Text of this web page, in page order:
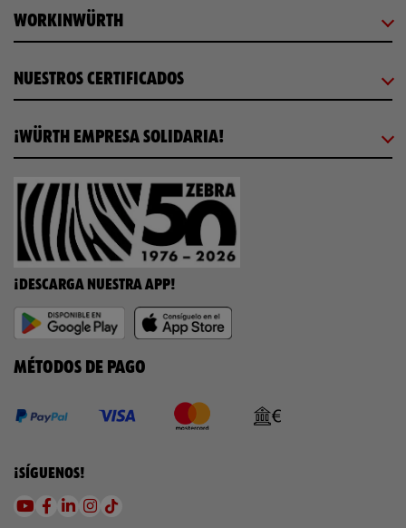
WORKINWÜRTH
NUESTROS CERTIFICADOS
¡WÜRTH EMPRESA SOLIDARIA!
¡DESCARGA NUESTRA APP!
MÉTODOS DE PAGO
¡SÍGUENOS!